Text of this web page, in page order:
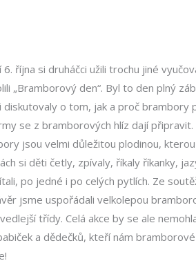
6. října si druháčci užili trochu jiné
„Bramborový den“. Byl to den plný
diskutovaly o tom, jak a proč brambory
se z bramborových hlíz dají
jsou velmi důležitou plodinou,
si děti četly, zpívaly, říkaly říkanky,
po jedné i po celých pytlích. Ze
jsme uspořádali velkolepou
třídy. Celá akce by se ale
a dědečků, kteří nám